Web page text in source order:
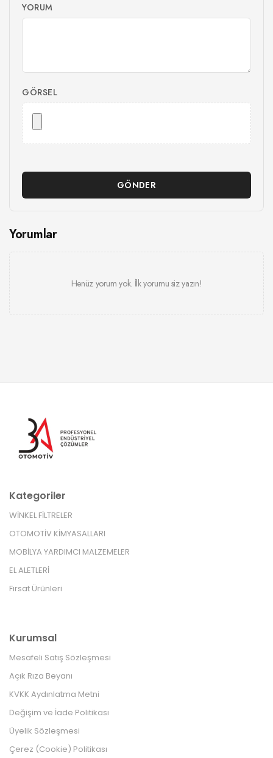
YORUM
GÖRSEL
GÖNDER
Yorumlar
Henüz yorum yok. İlk yorumu siz yazın!
Kategoriler
WİNKEL FİLTRELER
OTOMOTİV KİMYASALLARI
MOBİLYA YARDIMCI MALZEMELER
EL ALETLERİ
Fırsat Ürünleri
Kurumsal
Mesafeli Satış Sözleşmesi
Açık Rıza Beyanı
KVKK Aydınlatma Metni
Değişim ve İade Politikası
Üyelik Sözleşmesi
Çerez (Cookie) Politikası